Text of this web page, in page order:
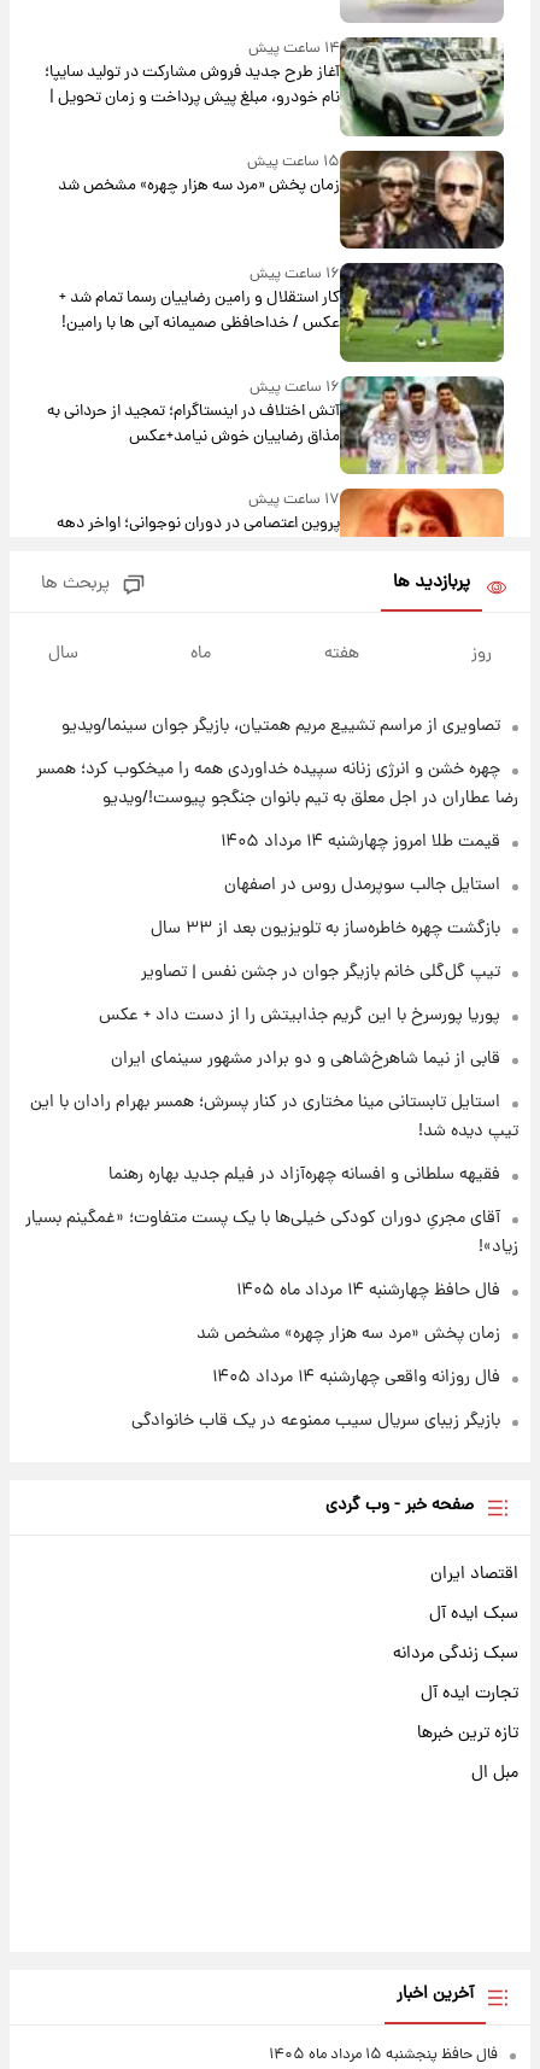
۱۴ ساعت پیش
آغاز طرح جدید فروش مشارکت در تولید سایپا؛
نام خودرو، مبلغ پیش پرداخت و زمان تحویل |
سود مشارکت چند درصد است؟
۱۵ ساعت پیش
زمان پخش «مرد سه هزار چهره» مشخص شد
۱۶ ساعت پیش
کار استقلال و رامین رضاییان رسما تمام شد +
عکس / خداحافظی صمیمانه آبی ها با رامین!
۱۶ ساعت پیش
آتش اختلاف در اینستاگرام؛ تمجید از حردانی به
مذاق رضاییان خوش نیامد+عکس
۱۷ ساعت پیش
پروین اعتصامی در دوران نوجوانی؛ اواخر دهه
هسته‌ای در آسمان ظاهر شد
۱۷ ساعت پیش
کرد
۱۹ ساعت پیش
۱۴۰۵/ نرخ‌ها ثابت ماند؟ +جدول
علی مطهری: اجرای کامل تفاهم‌نامه اسلام‌آباد،
۱۹ ساعت پیش
واکنش تند تاکر کارلسون به حمله آمریکا به
مدرسه میناب؛ «باید سیلی محکمی به صورت
۲۰ ساعت پیش
۱۴۰۵/کاهش قیمت طلا و سکه
پربازدید ها پربحث ها
روز هفته ماه سال
تصاویری از مراسم تشییع مریم همتیان، بازیگر جوان سینما/ویدیو
چهره خشن و انرژی زنانه سپیده خداوردی همه را میخکوب کرد؛ همسر
رضا عطاران در اجل معلق به تیم بانوان جنگجو پیوست!/ویدیو
قیمت طلا امروز چهارشنبه ۱۴ مرداد ۱۴۰۵
استایل جالب سوپرمدل روس در اصفهان
بازگشت چهره خاطره‌ساز به تلویزیون بعد از ۳۳ سال
تیپ گل‌گلی خانم بازیگر جوان در جشن نفس | تصاویر
پوریا پورسرخ با این گریم جذابیتش را از دست داد + عکس
قابی از نیما شاهرخ‌شاهی و دو برادر مشهور سینمای ایران
استایل تابستانی مینا مختاری در کنار پسرش؛ همسر بهرام رادان با این
تیپ دیده شد!
فقیهه سلطانی و افسانه چهره‌آزاد در فیلم جدید بهاره رهنما
آقای مجریِ دوران کودکی خیلی‌ها با یک پست متفاوت؛ «غمگینم بسیار
زیاد»!
فال حافظ چهارشنبه ۱۴ مرداد ماه ۱۴۰۵
زمان پخش «مرد سه هزار چهره» مشخص شد
فال روزانه واقعی چهارشنبه ۱۴ مرداد ۱۴۰۵
بازیگر زیبای سریال سیب ممنوعه در یک قاب خانوادگی
صفحه خبر - وب گردی
اقتصاد ایران
سبک ایده آل
سبک زندگی مردانه
تجارت ایده آل
تازه ترین خبرها
مبل ال
آخرین اخبار
فال حافظ پنجشنبه ۱۵ مرداد ماه ۱۴۰۵